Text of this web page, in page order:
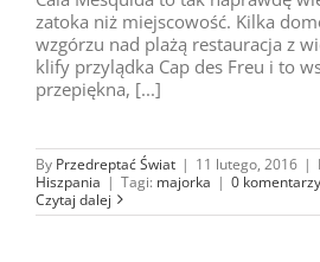
zatoka niż miejscowość. Kilka
wzgórzu nad plażą restauracja z
klify przylądka Cap des Freu i to
przepiękna, [...]
By Przedreptać Świat | 11 lutego, 2016 |
Hiszpania | Tagi: majorka | 0 komentarzy
Czytaj dalej